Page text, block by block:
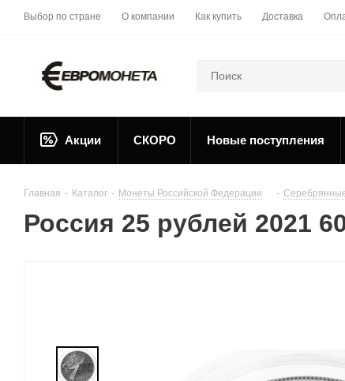
Выбор по стране О компании Как купить Доставка
Акции СКОРО Новые поступления
Главная - Каталог - Монеты Российской Федерации -
Россия 25 рублей 2021